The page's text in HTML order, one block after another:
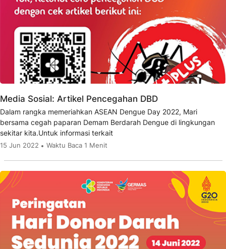
Media Sosial: Artikel Pencegahan DBD
Dalam rangka memeriahkan ASEAN Dengue Day 2022, Mari
bersama cegah paparan Demam Berdarah Dengue di lingkungan
sekitar kita.Untuk informasi terkait
15 Jun 2022 Waktu Baca 1 Menit